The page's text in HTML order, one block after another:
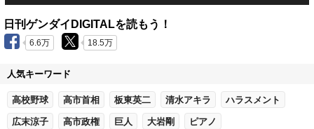
日刊ゲンダイDIGITALを読もう！
6.6万 18.5万
人気キーワード
高校野球 高市首相 板東英二 清水アキラ ハラスメント
広末涼子 高市政権 巨人 大岩剛 ピアノ